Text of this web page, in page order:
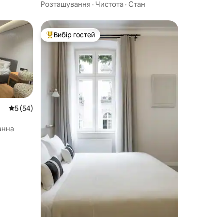
Розташування · Чистота · Стан
Середня оцінка: 5 з 5, відгуки: 54
5 (54)
Топ вибір гостей
Вибір гостей